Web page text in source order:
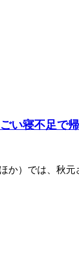
い寝不足で帰
か）では、秋